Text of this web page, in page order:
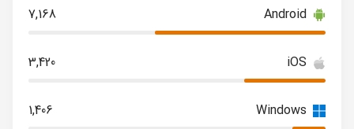
Android
7,168
iOS
3,420
Windows
1,406